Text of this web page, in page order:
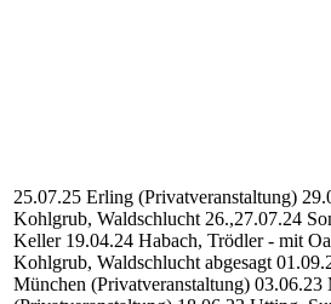
25.07.25 Erling (Privatveranstaltung)
Kohlgrub, Waldschlucht 26.,27.07.24
Keller 19.04.24 Habach, Trödler - mit
Kohlgrub, Waldschlucht abgesagt
München (Privatveranstaltung) 03.06.23